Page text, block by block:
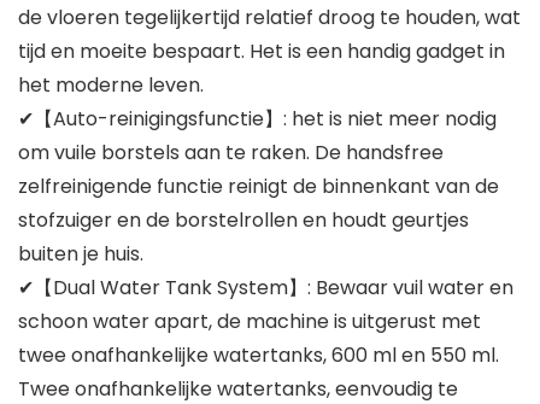
de vloeren tegelijkertijd relatief droog te houden, wat
tijd en moeite bespaart. Het is een handig gadget in
het moderne leven.
✔【Auto-reinigingsfunctie】: het is niet meer nodig
om vuile borstels aan te raken. De handsfree
zelfreinigende functie reinigt de binnenkant van de
stofzuiger en de borstelrollen en houdt geurtjes
buiten je huis.
✔【Dual Water Tank System】: Bewaar vuil water en
schoon water apart, de machine is uitgerust met
twee onafhankelijke watertanks, 600 ml en 550 ml.
Twee onafhankelijke watertanks, eenvoudig te